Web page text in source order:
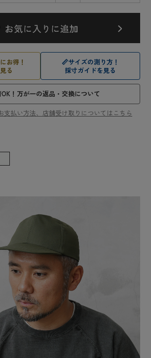
お得！
る
📏サイズの測り方！
採寸ガイドを見る
OK！万が一の返品・交換について
支払い方法、店舗受け取りについてはこちら